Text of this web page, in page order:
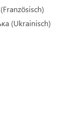
(Französisch)
(Ukrainisch)